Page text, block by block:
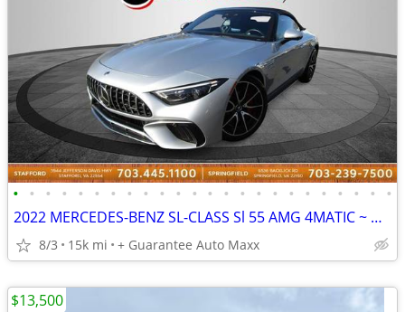
• • • • • • • • • • • • • • • • • • • • • • • •
2022 MERCEDES-BENZ SL-CLASS Sl 55 AMG 4MATIC ~ WE FINANCE BAD CREDIT
8/3 15k mi + Guarantee Auto Maxx
$13,500